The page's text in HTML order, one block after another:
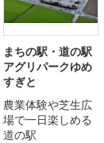
まちの駅・道の駅
アグリパークゆめ
すぎと
農業体験や芝生広
場で一日楽しめる
道の駅